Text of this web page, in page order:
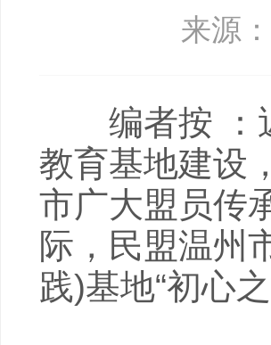
来源：
编者按 ：近
教育基地建设
市广大盟员传
际，民盟温州
践)基地“初心